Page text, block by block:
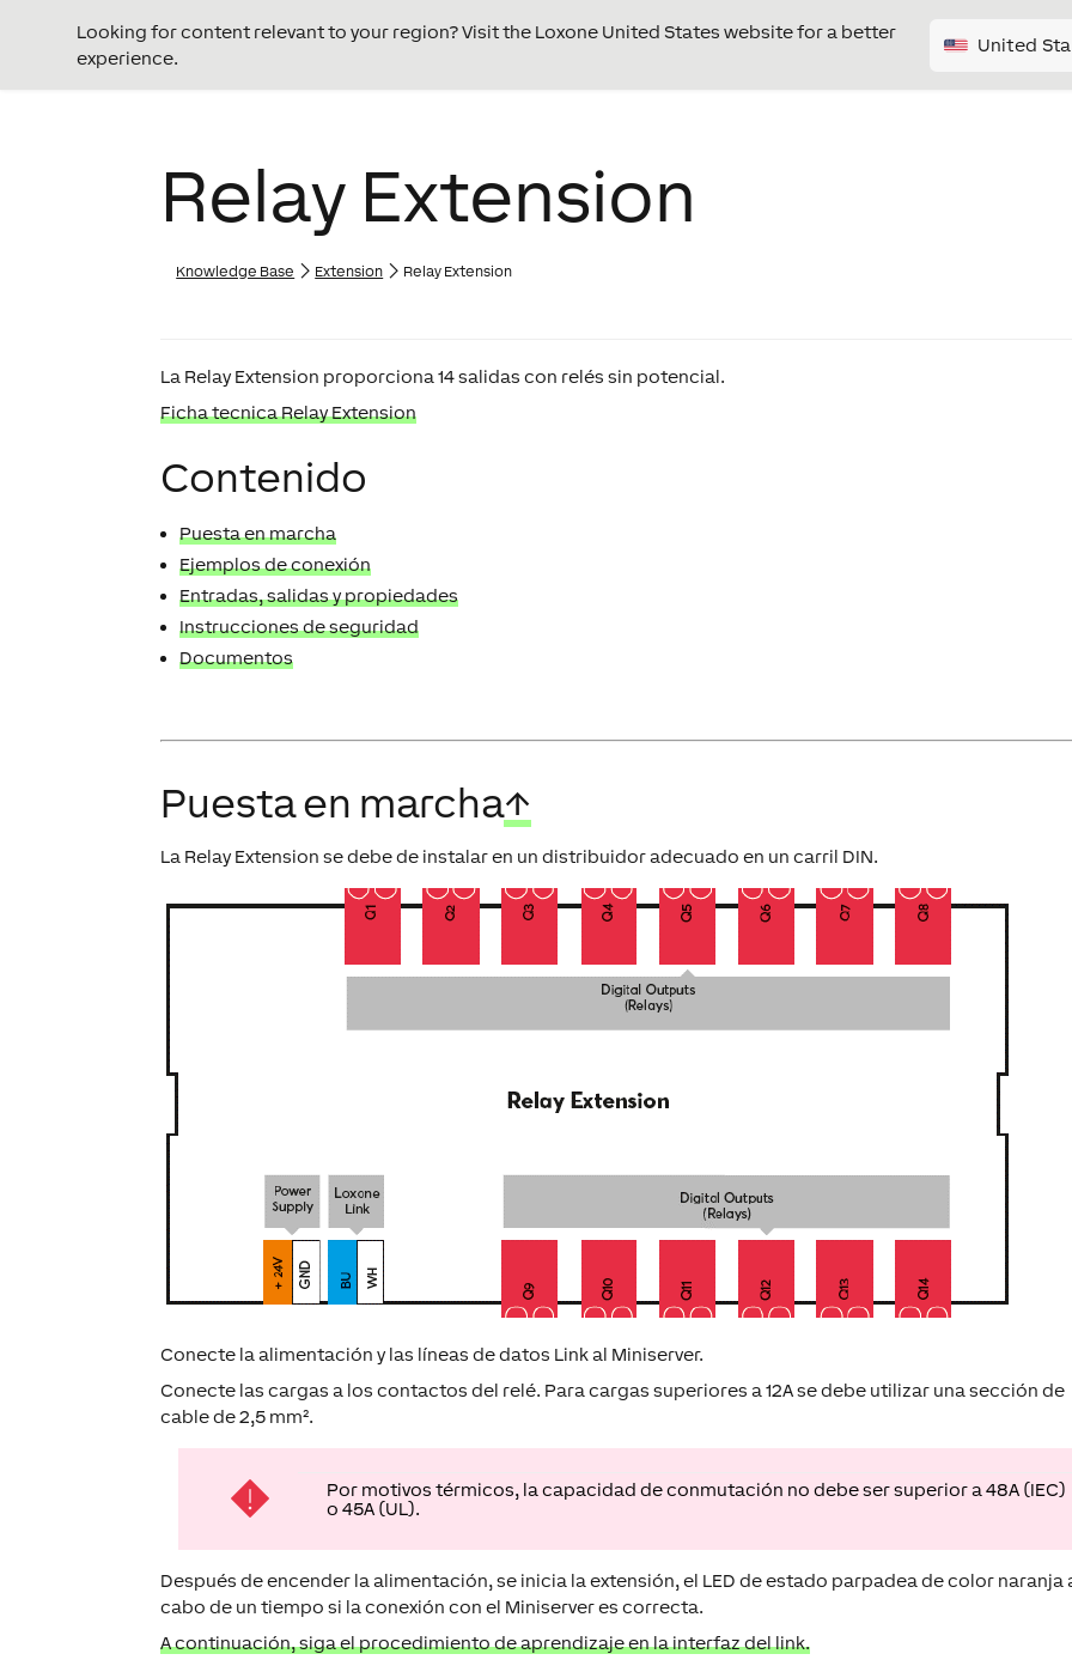
Looking for content relevant to your region? Visit the Loxone United States website for a better
experience.
United
Relay Extension
Knowledge Base Extension Relay Extension
La Relay Extension proporciona 14 salidas con relés sin potencial.
Ficha tecnica Relay Extension
Contenido
Puesta en marcha
Ejemplos de conexión
Entradas, salidas y propiedades
Instrucciones de seguridad
Documentos
Puesta en marcha↑
La Relay Extension se debe de instalar en un distribuidor adecuado en un carril DIN.
Conecte la alimentación y las líneas de datos Link al Miniserver.
Conecte las cargas a los contactos del relé. Para cargas superiores a 12A se debe utilizar una sección de
cable de 2,5 mm².
Por motivos térmicos, la capacidad de conmutación no debe ser superior a 48A (IEC)
o 45A (UL).
Después de encender la alimentación, se inicia la extensión, el LED de estado parpadea de color naranja
cabo de un tiempo si la conexión con el Miniserver es correcta.
A continuación, siga el procedimiento de aprendizaje en la interfaz del link.